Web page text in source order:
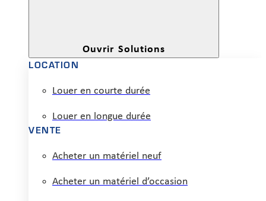
Ouvrir Solutions
LOCATION
Louer en courte durée
Louer en longue durée
VENTE
Acheter un matériel neuf
Acheter un matériel d’occasion